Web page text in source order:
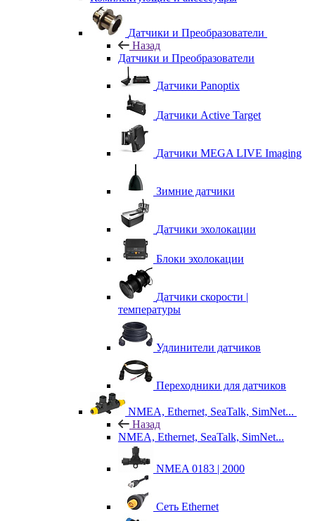
Датчики и Преобразователи
Назад
Датчики и Преобразователи
Датчики Panoptix
Датчики Active Target
Датчики MEGA LIVE Imaging
Зимние датчики
Датчики эхолокации
Блоки эхолокации
Датчики скорости |
температуры
Удлинители датчиков
Переходники для датчиков
NMEA, Ethernet, SeaTalk, SimNet...
Назад
NMEA, Ethernet, SeaTalk, SimNet...
NMEA 0183 | 2000
Сеть Ethernet